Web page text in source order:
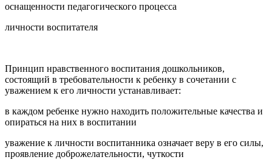
оснащенности педагогического процесса
личности воспитателя
Принцип нравственного воспитания дошкольников,
состоящий в требовательности к ребенку в сочетании с
уважением к его личности устанавливает:
в каждом ребенке нужно находить положительные качества и
опираться на них в воспитании
уважение к личности воспитанника означает веру в его силы,
проявление доброжелательности, чуткости